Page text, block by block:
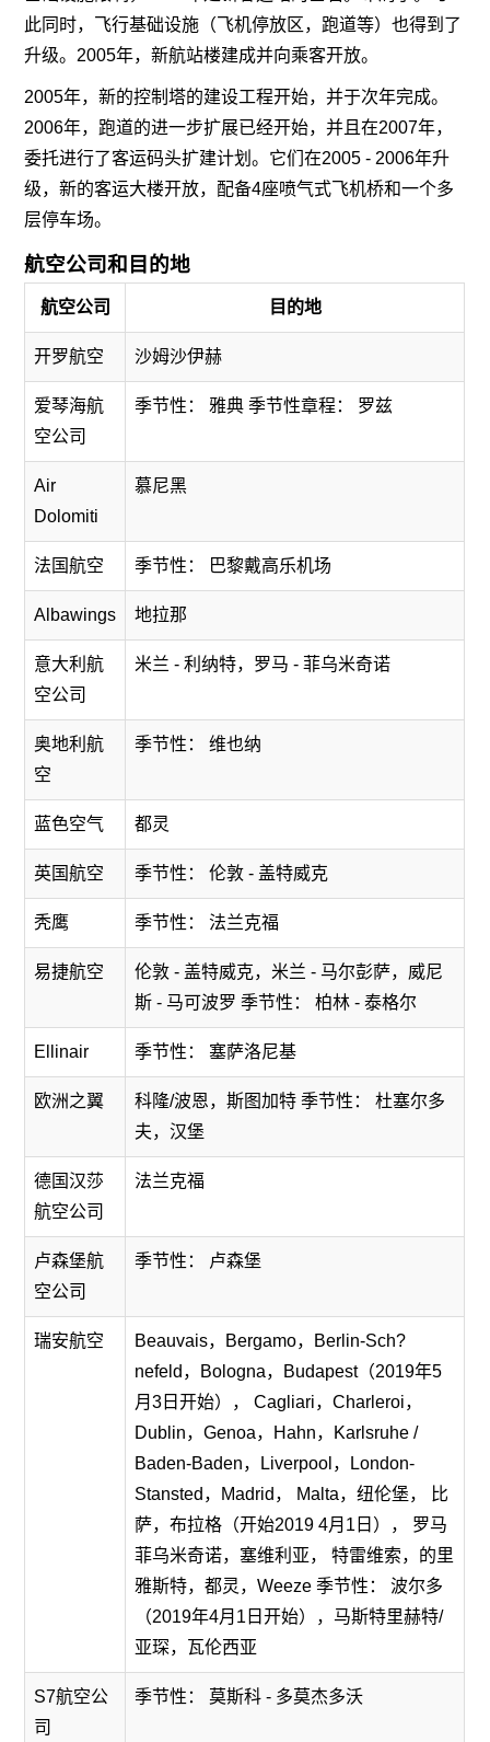
此同时，飞行基础设施（飞机停放区，跑道等）也得到了
升级。2005年，新航站楼建成并向乘客开放。
2005年，新的控制塔的建设工程开始，并于次年完成。
2006年，跑道的进一步扩展已经开始，并且在2007年，
委托进行了客运码头扩建计划。它们在2005 - 2006年升
级，新的客运大楼开放，配备4座喷气式飞机桥和一个多
层停车场。
航空公司和目的地
航空公司 目的地
开罗航空 沙姆沙伊赫
爱琴海航
空公司
季节性： 雅典 季节性章程： 罗兹
Air
Dolomiti
慕尼黑
法国航空 季节性： 巴黎戴高乐机场
Albawings 地拉那
意大利航
空公司
米兰 - 利纳特，罗马 - 菲乌米奇诺
奥地利航
空
季节性： 维也纳
蓝色空气 都灵
英国航空 季节性： 伦敦 - 盖特威克
秃鹰 季节性： 法兰克福
易捷航空
伦敦 - 盖特威克，米兰 - 马尔彭萨，威尼
斯 - 马可波罗 季节性： 柏林 - 泰格尔
Ellinair 季节性： 塞萨洛尼基
欧洲之翼
科隆/波恩，斯图加特 季节性： 杜塞尔多
夫，汉堡
德国汉莎
航空公司
法兰克福
卢森堡航
空公司
季节性： 卢森堡
瑞安航空
Beauvais，Bergamo，Berlin-Sch?
nefeld，Bologna，Budapest（2019年5
月3日开始）， Cagliari，Charleroi，
Dublin，Genoa，Hahn，Karlsruhe /
Baden-Baden，Liverpool，London-
Stansted，Madrid， Malta，纽伦堡， 比
萨，布拉格（开始2019 4月1日）， 罗马
菲乌米奇诺，塞维利亚， 特雷维索，的里
雅斯特，都灵，Weeze 季节性： 波尔多
（2019年4月1日开始），马斯特里赫特/
亚琛，瓦伦西亚
S7航空公
司
季节性： 莫斯科 - 多莫杰多沃